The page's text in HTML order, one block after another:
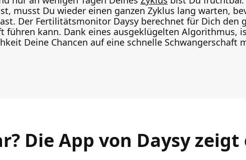
musst Du wieder einen ganzen Zyklus lang warten,
Der Fertilitätsmonitor Daysy berechnet für Dich den
führen kann. Dank eines ausgeklügelten Algorithmus,
Deine Chancen auf eine schnelle Schwangerschaft
Die App von Daysy zeigt